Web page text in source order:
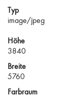
Typ
image/jpeg
Höhe
3840
Breite
5760
Farbraum